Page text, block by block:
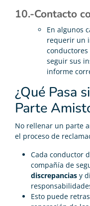
10.-Contacto
En algunos
requerir un
seguir sus
informe
¿Qué Pasa
Parte
No rellenar un parte
el proceso de
Cada conductor
compañía de
discrepancias y
Esto puede